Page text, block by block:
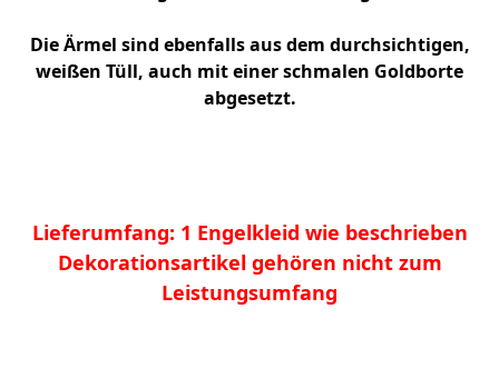
Die Ärmel sind ebenfalls aus dem durchsichtigen,
weißen Tüll, auch mit einer schmalen Goldborte
abgesetzt.
Lieferumfang: 1 Engelkleid wie beschrieben
Dekorationsartikel gehören nicht zum
Leistungsumfang